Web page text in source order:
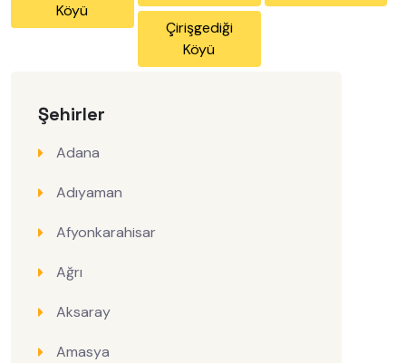
Şehirler
Adana
Adıyaman
Afyonkarahisar
Ağrı
Aksaray
Amasya
Köyü
Çirişgediği
Köyü